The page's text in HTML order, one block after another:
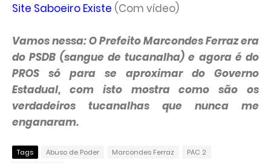
Site Saboeiro Existe (Com vídeo)
Vamos nessa: O Prefeito Marcondes Ferraz era
doPSDB (sangue de tucanalha) e agora é do
PROS só para se aproximar do Governo
Estadual, com isto mostra como são os
verdadeiros tucanalhas que nunca me
enganaram.
Tags Abuso de Poder Marcondes Ferraz
PAC 2